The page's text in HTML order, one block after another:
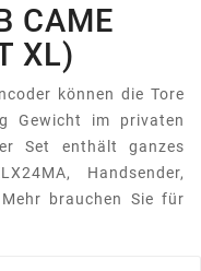
CAME
XL)
können die Tore
Gewicht im privaten
Set enthält ganzes
Handsender,
brauchen Sie für